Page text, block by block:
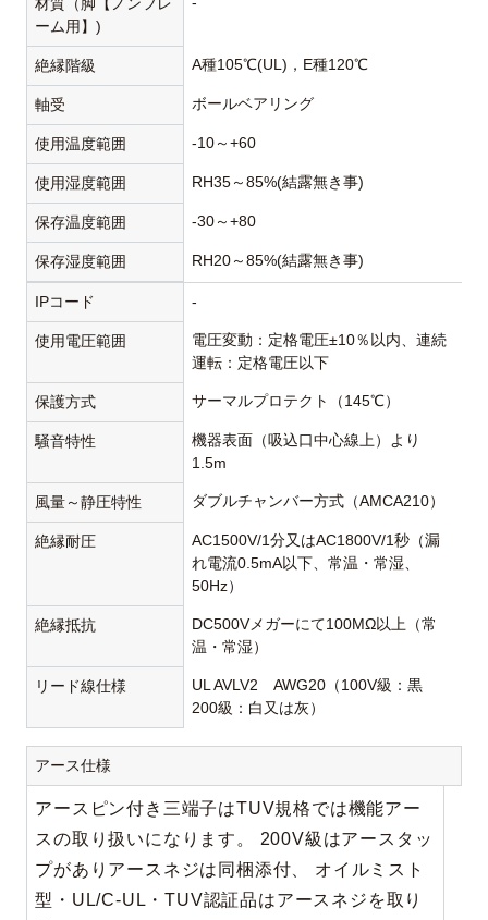
ーム用】)
絶縁階級 A種105℃(UL)，E種120℃
軸受 ボールベアリング
使用温度範囲 -10～+60
使用湿度範囲 RH35～85%(結露無き事)
保存温度範囲 -30～+80
保存湿度範囲 RH20～85%(結露無き事)
IPコード -
使用電圧範囲
電圧変動：定格電圧±10％以内、連続
運転：定格電圧以下
保護方式 サーマルプロテクト（145℃）
騒音特性
機器表面（吸込口中心線上）より
1.5m
風量～静圧特性 ダブルチャンバー方式（AMCA210）
絶縁耐圧
AC1500V/1分又はAC1800V/1秒（漏
れ電流0.5mA以下、常温・常湿、
50Hz）
絶縁抵抗
DC500Vメガーにて100MΩ以上（常
温・常湿）
リード線仕様
UL AVLV2 AWG20（100V級：黒
200級：白又は灰）
アース仕様
アースピン付き三端子はTUV規格では機能アー
スの取り扱いになります。 200V級はアースタッ
プがありアースネジは同梱添付、 オイルミスト
型・UL/C-UL・TUV認証品はアースネジを取り